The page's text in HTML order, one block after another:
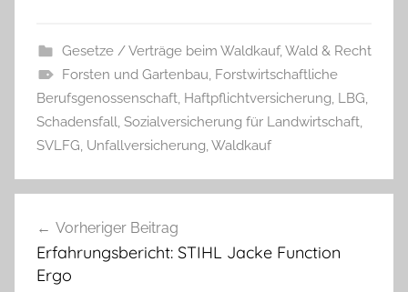
Gesetze / Verträge beim Waldkauf,Wald & Recht
Forsten und Gartenbau, Forstwirtschaftliche
Berufsgenossenschaft, Haftpflichtversicherung, LBG,
Schadensfall, Sozialversicherung für Landwirtschaft,
SVLFG, Unfallversicherung,Waldkauf
Vorheriger Beitrag
Erfahrungsbericht: STIHL Jacke Function
Ergo